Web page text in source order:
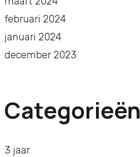
februari 2024
januari 2024
december 2023
Categorieën
3 jaar